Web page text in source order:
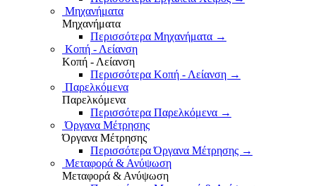
Μηχανήματα
Μηχανήματα
Περισσότερα Μηχανήματα →
Κοπή - Λείανση
Κοπή - Λείανση
Περισσότερα Κοπή - Λείανση →
Παρελκόμενα
Παρελκόμενα
Περισσότερα Παρελκόμενα →
Όργανα Μέτρησης
Όργανα Μέτρησης
Περισσότερα Όργανα Μέτρησης →
Μεταφορά & Ανύψωση
Μεταφορά & Ανύψωση